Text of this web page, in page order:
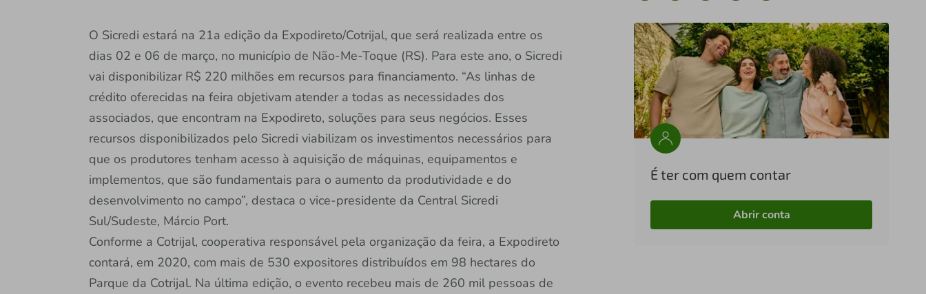
O Sicredi estará na 21a edição da Expodireto/Cotrijal, que será realizada entre os
dias 02 e 06 de março, no município de Não-Me-Toque (RS). Para este ano, o Sicredi
vai disponibilizar R$ 220 milhões em recursos para financiamento. “As linhas de
crédito oferecidas na feira objetivam atender a todas as necessidades dos
associados, que encontram na Expodireto, soluções para seus negócios. Esses
recursos disponibilizados pelo Sicredi viabilizam os investimentos necessários para
que os produtores tenham acesso à aquisição de máquinas, equipamentos e
implementos, que são fundamentais para o aumento da produtividade e do
desenvolvimento no campo”, destaca o vice-presidente da Central Sicredi
Sul/Sudeste, Márcio Port.
Conforme a Cotrijal, cooperativa responsável pela organização da feira, a Expodireto
contará, em 2020, com mais de 530 expositores distribuídos em 98 hectares do
Parque da Cotrijal. Na última edição, o evento recebeu mais de 260 mil pessoas de
É ter com quem contar
Abrir conta